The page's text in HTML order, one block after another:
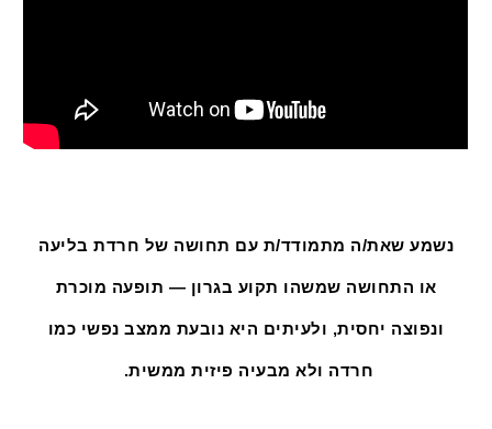
נשמע שאת/ה מתמודד/ת עם תחושה של חרדת בליעה
או התחושה שמשהו תקוע בגרון — תופעה מוכרת
ונפוצה יחסית, ולעיתים היא נובעת ממצב נפשי כמו
חרדה ולא מבעיה פיזית ממשית.